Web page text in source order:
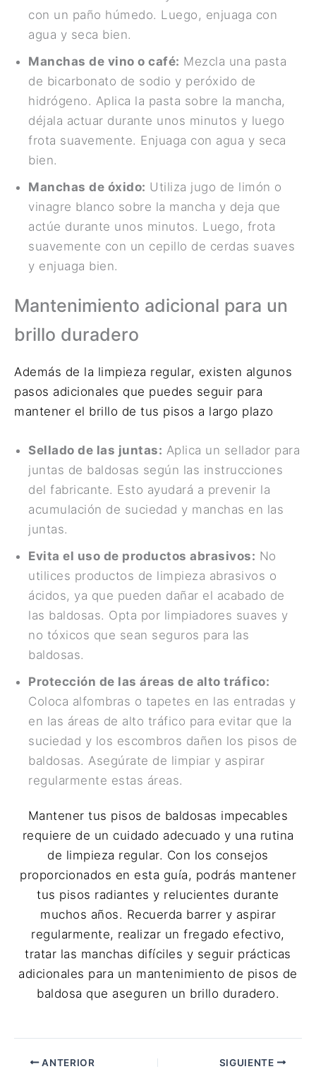
con un paño húmedo. Luego, enjuaga con
agua y seca bien.
Manchas de vino o café: Mezcla una pasta
de bicarbonato de sodio y peróxido de
hidrógeno. Aplica la pasta sobre la mancha,
déjala actuar durante unos minutos y luego
frota suavemente. Enjuaga con agua y seca
bien.
Manchas de óxido: Utiliza jugo de limón o
vinagre blanco sobre la mancha y deja que
actúe durante unos minutos. Luego, frota
suavemente con un cepillo de cerdas suaves
y enjuaga bien.
Mantenimiento adicional para un
brillo duradero
Además de la limpieza regular, existen algunos
pasos adicionales que puedes seguir para
mantener el brillo de tus pisos a largo plazo
Sellado de las juntas: Aplica un sellador para
juntas de baldosas según las instrucciones
del fabricante. Esto ayudará a prevenir la
acumulación de suciedad y manchas en las
juntas.
Evita el uso de productos abrasivos: No
utilices productos de limpieza abrasivos o
ácidos, ya que pueden dañar el acabado de
las baldosas. Opta por limpiadores suaves y
no tóxicos que sean seguros para las
baldosas.
Protección de las áreas de alto tráfico:
Coloca alfombras o tapetes en las entradas y
en las áreas de alto tráfico para evitar que la
suciedad y los escombros dañen los pisos de
baldosas. Asegúrate de limpiar y aspirar
regularmente estas áreas.
Mantener tus pisos de baldosas impecables
requiere de un cuidado adecuado y una rutina
de limpieza regular. Con los consejos
proporcionados en esta guía, podrás mantener
tus pisos radiantes y relucientes durante
muchos años. Recuerda barrer y aspirar
regularmente, realizar un fregado efectivo,
tratar las manchas difíciles y seguir prácticas
adicionales para un mantenimiento de pisos de
baldosa que aseguren un brillo duradero.
ANTERIOR SIGUIENTE